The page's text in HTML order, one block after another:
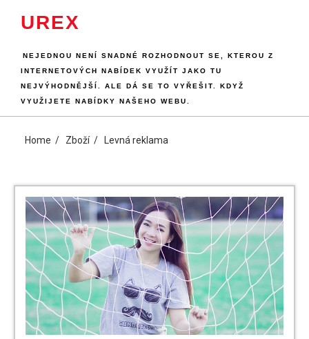
UREX
NEJEDNOU NENÍ SNADNÉ ROZHODNOUT SE, KTEROU Z
INTERNETOVÝCH NABÍDEK VYUŽÍT JAKO TU
NEJVÝHODNĚJŠÍ. ALE DÁ SE TO VYŘEŠIT. KDYŽ
VYUŽIJETE NABÍDKY NAŠEHO WEBU.
Home Zboží Levná reklama